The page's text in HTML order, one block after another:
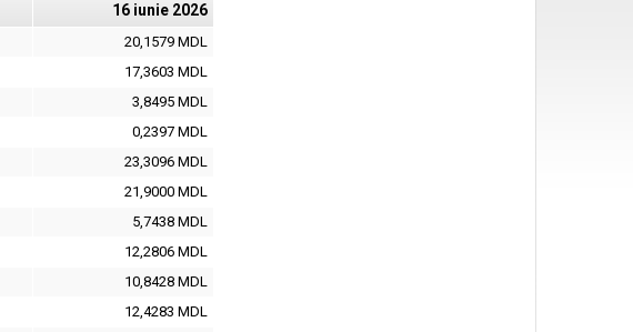
16 iunie 2026
20,1579 MDL
17,3603 MDL
3,8495 MDL
0,2397 MDL
23,3096 MDL
21,9000 MDL
5,7438 MDL
12,2806 MDL
10,8428 MDL
12,4283 MDL